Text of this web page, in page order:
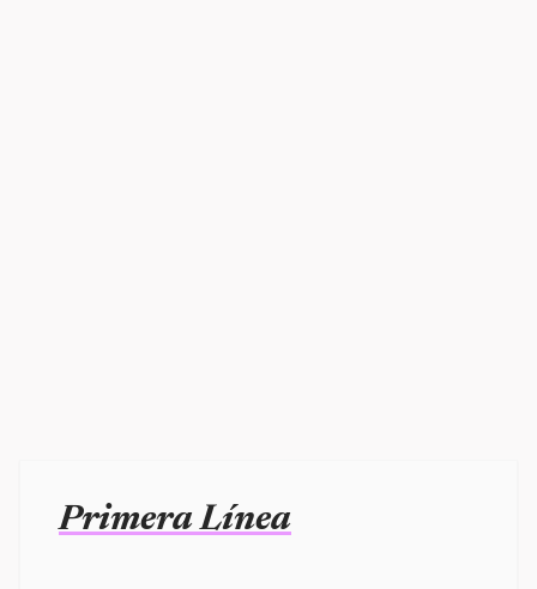
Primera Línea